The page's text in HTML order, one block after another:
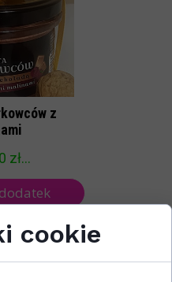
z
zł...
cookie